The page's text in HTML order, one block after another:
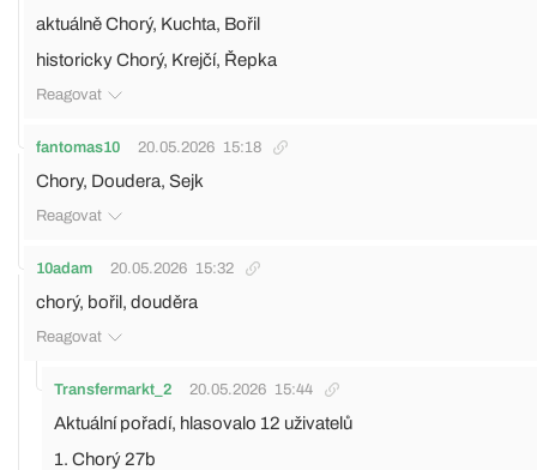
aktuálně Chorý, Kuchta, Bořil
historicky Chorý, Krejčí, Řepka
Reagovat
fantomas10 20.05.2026 15:18
Chory, Doudera, Sejk
Reagovat
10adam 20.05.2026 15:32
chorý, bořil, douděra
Reagovat
Transfermarkt_2 20.05.2026 15:44
Aktuální pořadí, hlasovalo 12 uživatelů
1. Chorý 27b